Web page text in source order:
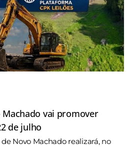
vai promover
de julho
Novo Machado realizará, no